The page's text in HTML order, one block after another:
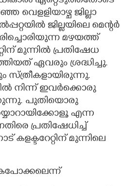
വെളളിയാഴ്ച ജില്ലാ
ജില്ലയിലെ മെന്റർ
മഴയത്ത്
മുന്നിൽ പ്രതിഷേധ
ഏവരും ശ്രദ്ധിച്ചു.
നിന്ന് ഇവർക്കൊരു
പുതിയൊരു
എന്ന
പ്രതിഷേധിച്ച്
കളക്ടറേറ്റിന് മുന്നിലെ